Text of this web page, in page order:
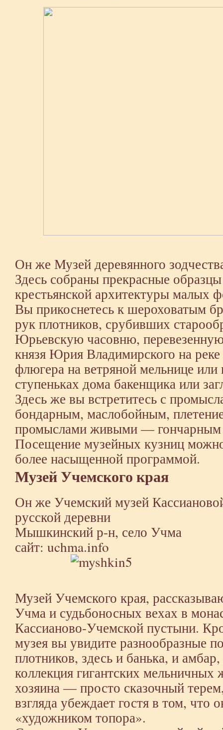
Он же Музей деревянного
Здесь собраны прекрасные
крестьянской архитектуры малых
Вы прикоснетесь к шероховатым
рук плотников, срубивших
Юрьевскую часовню,
князя Юрия Владимирского на
флюгера на ветряной мельнице
ступеньках дома бакенщика или
Здесь же вы встретитесь с
бондарным, маслобойным,
промыслами живыми — гончарным
Посещение музейных кузниц можно
более насыщенной программой.
Музей Учемского края
Он же Учемский музей
русской деревни
Мышкинский р-н, село Учма
сайт: uchma.info
Музей Учемского края,
Учма и судьбоносных вехах в
Кассианово-Учемской пустыни.
музея вы увидите разнообразные
плотников, здесь и банька, и
коллекция гигантских
хозяина — просто сказочный
взгляда убеждает гостя в том, что
«художником топора».